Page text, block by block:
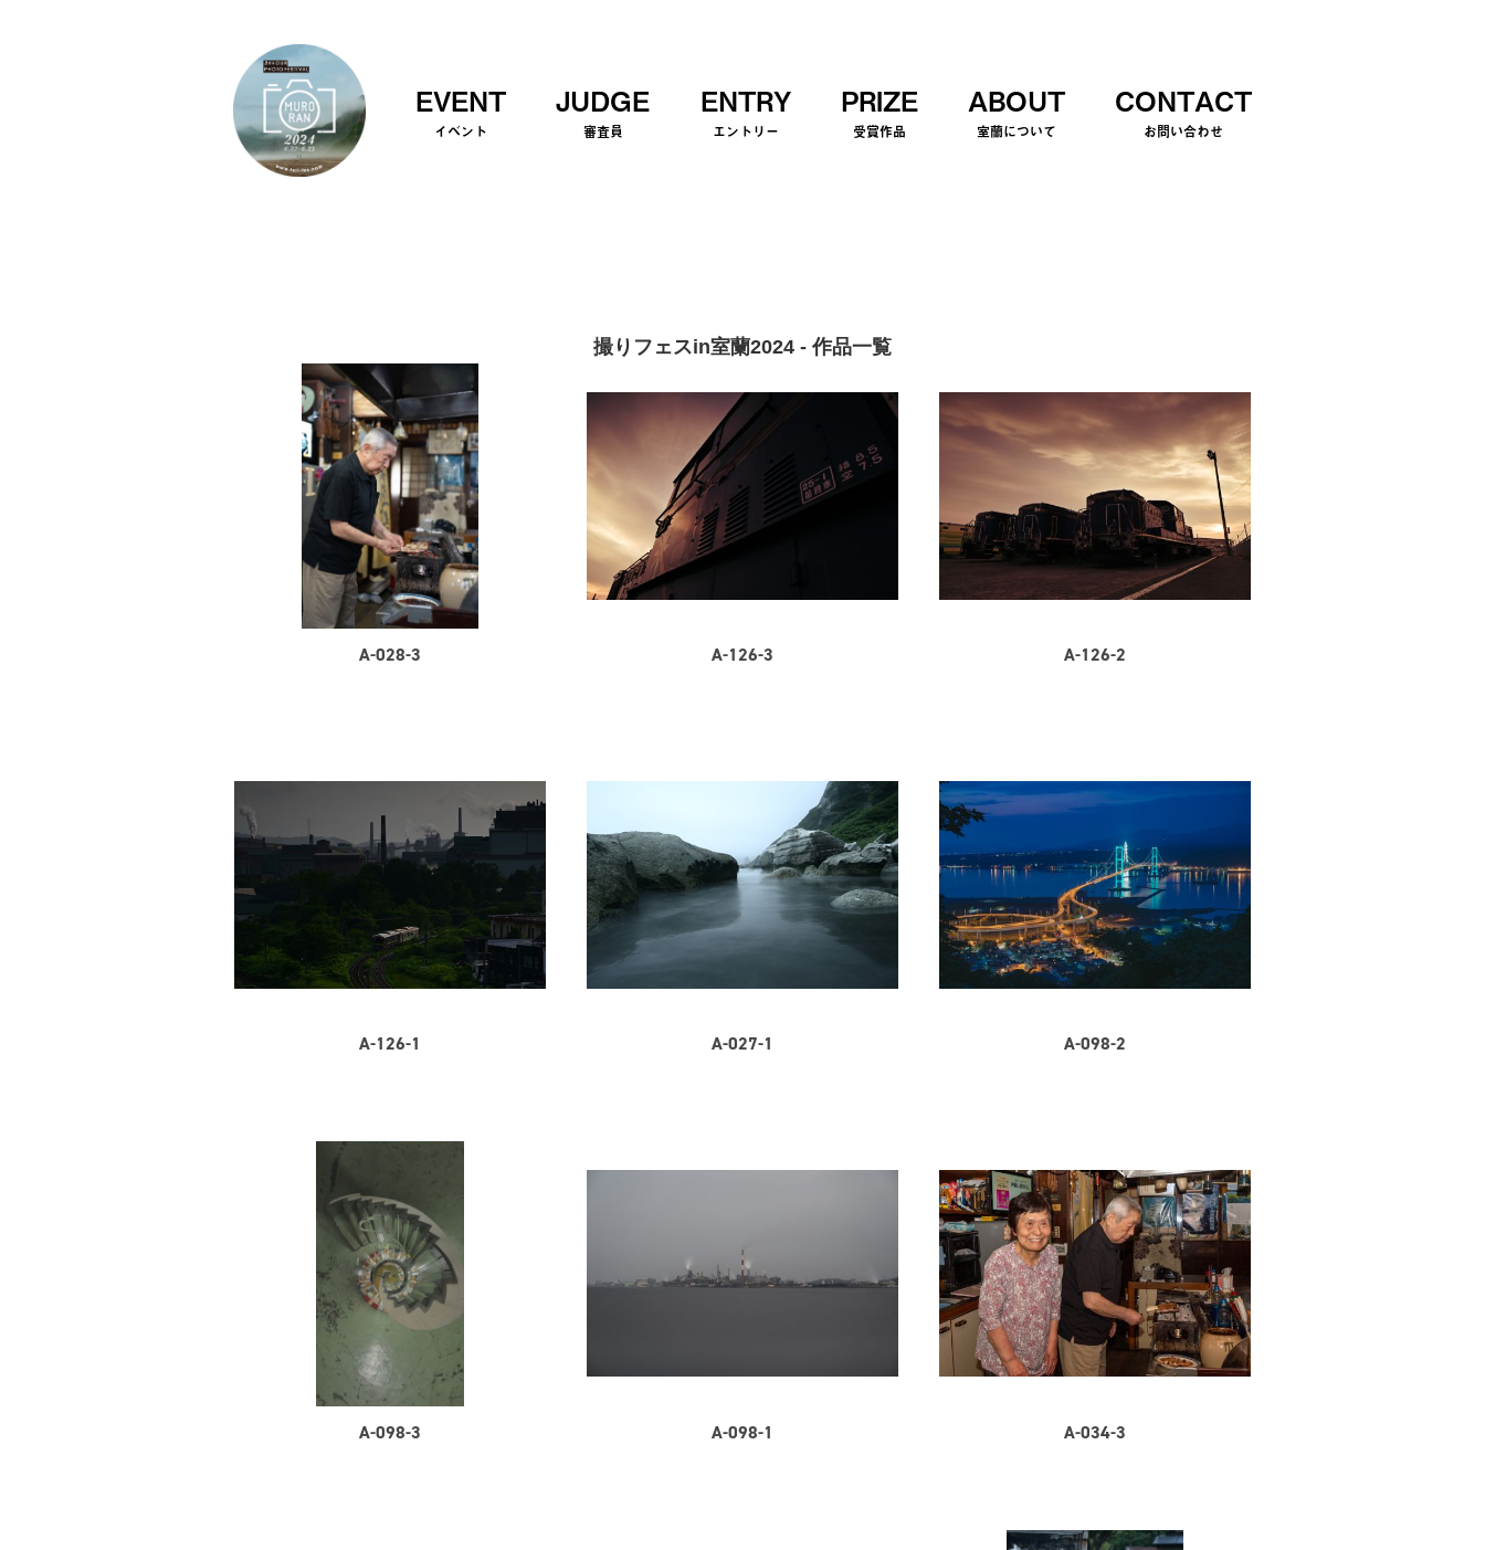
EVENT
イベント
JUDGE
審査員
ENTRY
エントリー
PRIZE
受賞作品
ABOUT
室蘭について
CONTACT
お問い合わせ
撮りフェスin室蘭2024 - 作品一覧
A-028-3 A-126-3 A-126-2
A-126-1 A-027-1 A-098-2
A-098-3 A-098-1 A-034-3